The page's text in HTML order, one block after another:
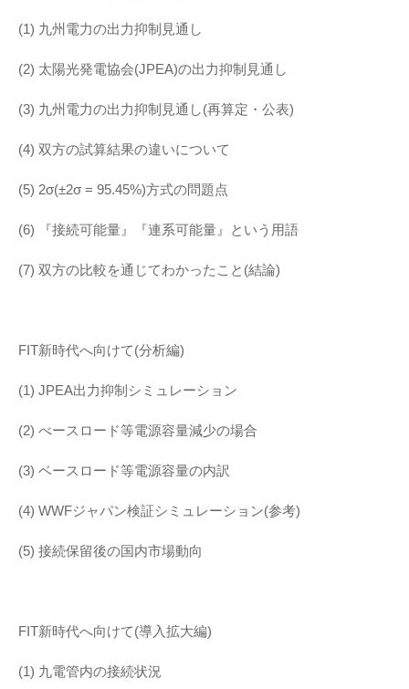
(1) 九州電力の出力抑制見通し
(2) 太陽光発電協会(JPEA)の出力抑制見通し
(3) 九州電力の出力抑制見通し(再算定・公表)
(4) 双方の試算結果の違いについて
(5) 2σ(±2σ = 95.45%)方式の問題点
(6) 『接続可能量』『連系可能量』という用語
(7) 双方の比較を通じてわかったこと(結論)
FIT新時代へ向けて(分析編)
(1) JPEA出力抑制シミュレーション
(2) べースロード等電源容量減少の場合
(3) ベースロード等電源容量の内訳
(4) WWFジャパン検証シミュレーション(参考)
(5) 接続保留後の国内市場動向
FIT新時代へ向けて(導入拡大編)
(1) 九電管内の接続状況